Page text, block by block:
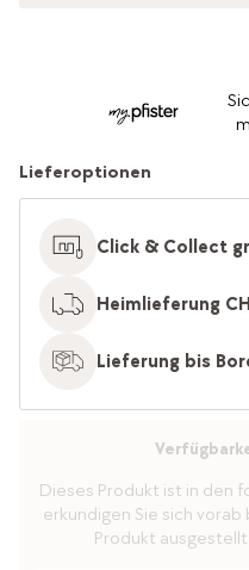
Lieferoptionen
Click & Collect
Heimlieferung
Lieferung bis
Dieses Produkt ist in den
erkundigen Sie sich
Produkt